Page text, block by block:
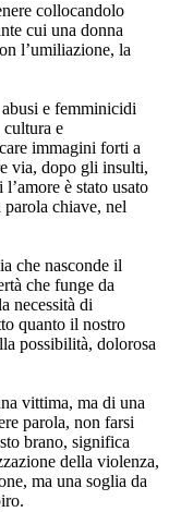
collocandolo
cui una donna
l’umiliazione, la
e femminicidi
cultura e
immagini forti a
via, dopo gli insulti,
è stato usato
chiave, nel
che nasconde il
che funge da
necessità di
quanto il nostro
possibilità, dolorosa
vittima, ma di una
parola, non farsi
brano, significa
della violenza,
ma una soglia da